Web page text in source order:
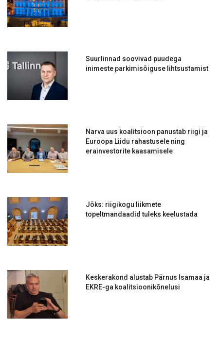
Suurlinnad soovivad puudega
inimeste parkimisõiguse lihtsustamist
Narva uus koalitsioon panustab riigi ja
Euroopa Liidu rahastusele ning
erainvestorite kaasamisele
Jõks: riigikogu liikmete
topeltmandaadid tuleks keelustada
Keskerakond alustab Pärnus Isamaa ja
EKRE-ga koalitsioonikõnelusi